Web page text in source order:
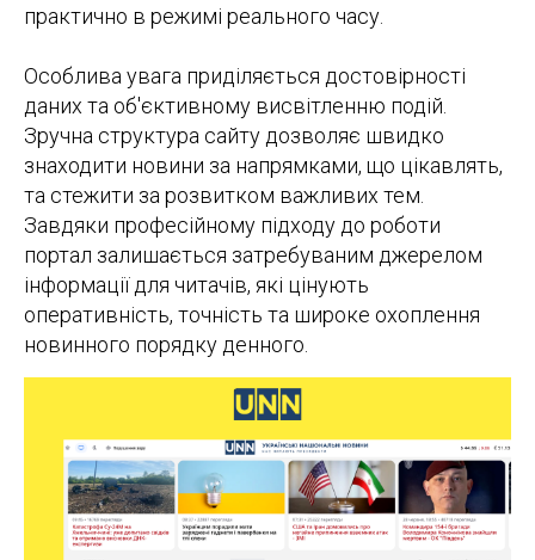
практично в режимі реального часу.
Особлива увага приділяється достовірності
даних та об'єктивному висвітленню подій.
Зручна структура сайту дозволяє швидко
знаходити новини за напрямками, що цікавлять,
та стежити за розвитком важливих тем.
Завдяки професійному підходу до роботи
портал залишається затребуваним джерелом
інформації для читачів, які цінують
оперативність, точність та широке охоплення
новинного порядку денного.